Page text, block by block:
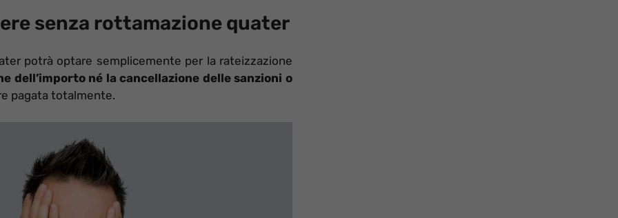
senza rottamazione quater
potrà optare semplicemente per la rateizzazione
dell’importo né la cancellazione delle sanzioni o
pagata totalmente.